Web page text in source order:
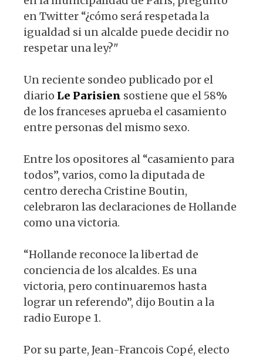
en Twitter “¿cómo será respetada la
igualdad si un alcalde puede decidir no
respetar una ley?"
Un reciente sondeo publicado por el
diario Le Parisien sostiene que el 58%
de los franceses aprueba el casamiento
entre personas del mismo sexo.
Entre los opositores al “casamiento para
todos”, varios, como la diputada de
centro derecha Cristine Boutin,
celebraron las declaraciones de Hollande
como una victoria.
“Hollande reconoce la libertad de
conciencia de los alcaldes. Es una
victoria, pero continuaremos hasta
lograr un referendo”, dijo Boutin a la
radio Europe 1.
Por su parte, Jean-Francois Copé, electo